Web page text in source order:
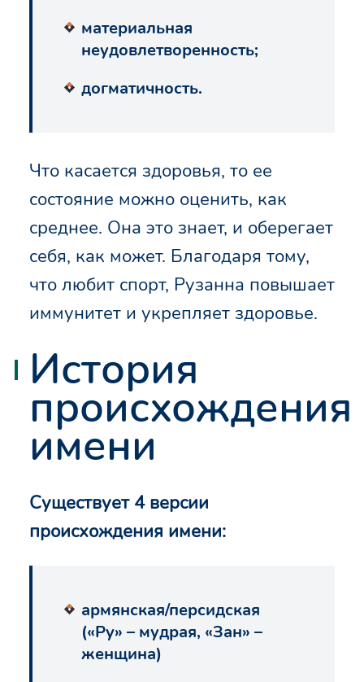
материальная
неудовлетворенность;
догматичность.
Что касается здоровья, то ее
состояние можно оценить, как
среднее. Она это знает, и оберегает
себя, как может. Благодаря тому,
что любит спорт, Рузанна повышает
иммунитет и укрепляет здоровье.
История
происхождения
имени
Существует 4 версии
происхождения имени:
армянская/персидская
(«Ру» – мудрая, «Зан» –
женщина)